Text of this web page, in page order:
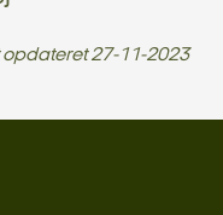
opdateret27-11-2023